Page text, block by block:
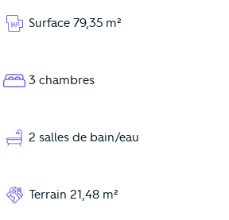
Surface 79,35 m²
3 chambres
2 salles de bain/eau
Terrain 21,48 m²